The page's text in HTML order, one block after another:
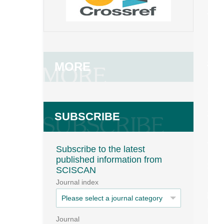
MORE
SUBSCRIBE
Subscribe to the latest
published information from
SCISCAN
Journal index
Journal